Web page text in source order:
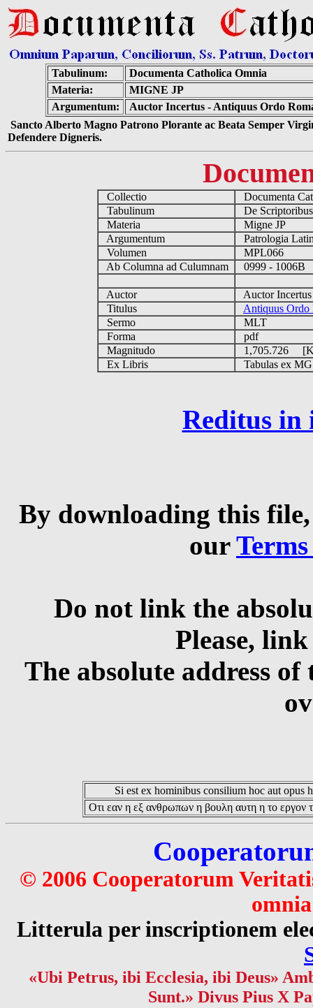
Tabulinum:
Documenta Catholica Omnia
Materia:
MIGNE JP
Argumentum:
Auctor Incertus - Antiquus Ordo
Sancto Alberto Magno Patrono Plorante ac Beata Semper
Defendere Digneris.
Collectio
Documenta
Tabulinum
De
Materia
Migne JP
Argumentum
Patrologia
Volumen
MPL066
Ab Columna ad Culumnam
0999 - 1006B
Auctor
Auctor
Titulus
Antiquus Ordo
Sermo
MLT
Forma
pdf
Magnitudo
1,705.726
Ex Libris
Tabulas ex
Reditus in
By downloading this
our
Do not link the
Please,
The absolute address
Si est ex hominibus consilium hoc aut opus
Οτι εαν η εξ ανθρωπων η βουλη αυτη η το εργον
© 2006 Cooperatorum
Litterula per inscriptionem
«Ubi Petrus, ibi Ecclesia, ibi Deus»
Sunt.» Divus Pius X